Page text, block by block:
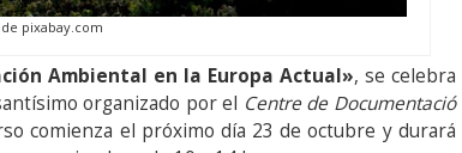
pixabay.com
Ambiental en la Europa Actual», se celebra
organizado por el Centre de Documentació
comienza el próximo día 23 de octubre y durará